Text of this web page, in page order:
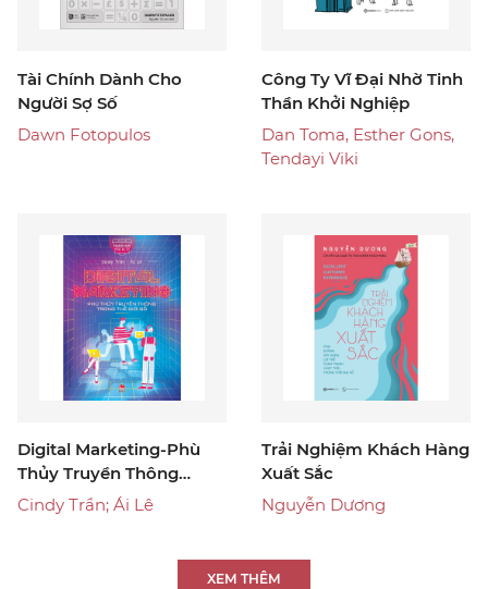
Tài Chính Dành Cho
Người Sợ Số
Dawn Fotopulos
Công Ty Vĩ Đại Nhờ Tinh
Thần Khởi Nghiệp
Dan Toma, Esther Gons,
Tendayi Viki
Digital Marketing-Phù
Thủy Truyền Thông
Trong Thế Giới Số
Cindy Trần; Ái Lê
Trải Nghiệm Khách Hàng
Xuất Sắc
Nguyễn Dương
XEM THÊM